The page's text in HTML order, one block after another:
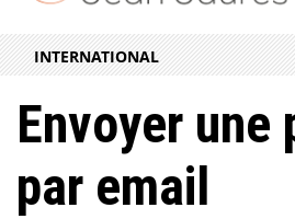
INTERNATIONAL
Envoyer une
par email